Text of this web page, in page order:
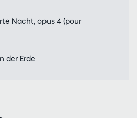
Nacht, opus 4 (pour
der Erde